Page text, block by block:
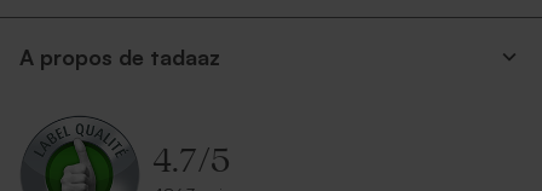
A propos de tadaaz
4.7/5